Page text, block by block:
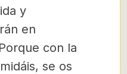
y
en
con la
se os